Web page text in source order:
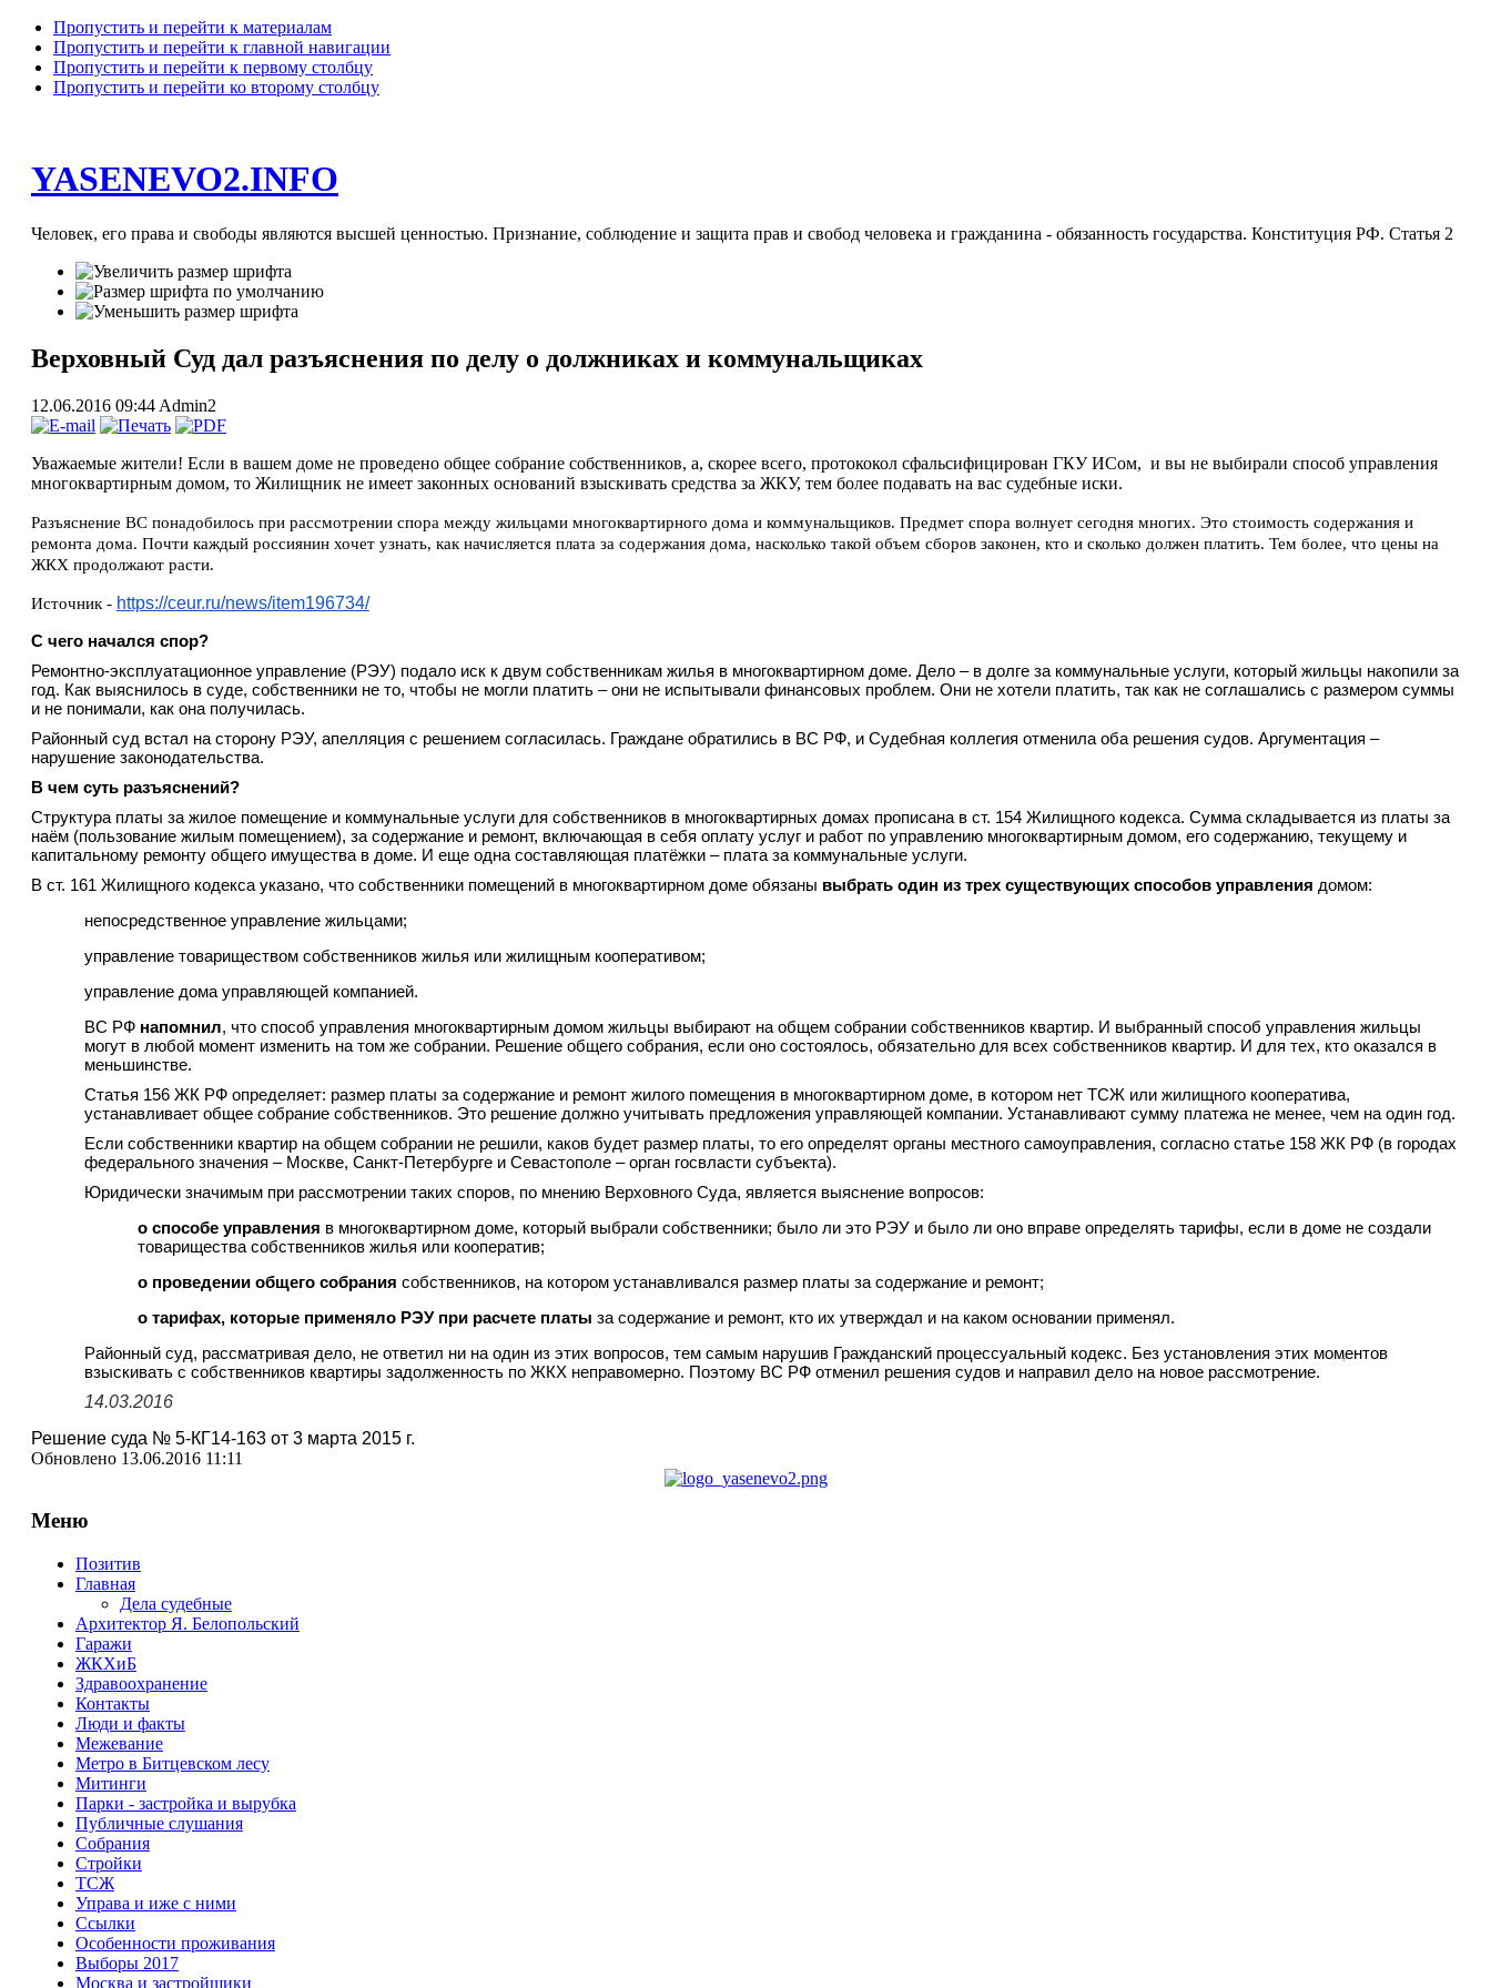
Пропустить и перейти к материалам
Пропустить и перейти к главной навигации
Пропустить и перейти к первому столбцу
Пропустить и перейти ко второму столбцу
YASENEVO2.INFO
Человек, его права и свободы являются высшей ценностью. Признание, соблюдение и защита прав и свобод человека и гражданина - обязанность государства. Конституция РФ. Статья 2
Верховный Суд дал разъяснения по делу о должниках и коммунальщиках
12.06.2016 09:44 Admin2
Уважаемые жители! Если в вашем доме не проведено общее собрание собственников, а, скорее всего, протококол сфальсифицирован ГКУ ИСом, и вы не выбирали способ управления
многоквартирным домом, то Жилищник не имеет законных оснований взыскивать средства за ЖКУ, тем более подавать на вас судебные иски.
Разъяснение ВС понадобилось при рассмотрении спора между жильцами многоквартирного дома и коммунальщиков. Предмет спора волнует сегодня многих. Это стоимость содержания и
ремонта дома. Почти каждый россиянин хочет узнать, как начисляется плата за содержания дома, насколько такой объем сборов законен, кто и сколько должен платить. Тем более, что цены на
ЖКХ продолжают расти.
Источник - https://ceur.ru/news/item196734/
С чего начался спор?
Ремонтно-эксплуатационное управление (РЭУ) подало иск к двум собственникам жилья в многоквартирном доме. Дело – в долге за коммунальные услуги, который жильцы накопили за
год. Как выяснилось в суде, собственники не то, чтобы не могли платить – они не испытывали финансовых проблем. Они не хотели платить, так как не соглашались с размером суммы
и не понимали, как она получилась.
Районный суд встал на сторону РЭУ, апелляция с решением согласилась. Граждане обратились в ВС РФ, и Судебная коллегия отменила оба решения судов. Аргументация –
нарушение законодательства.
В чем суть разъяснений?
Структура платы за жилое помещение и коммунальные услуги для собственников в многоквартирных домах прописана в ст. 154 Жилищного кодекса. Сумма складывается из платы за
наём (пользование жилым помещением), за содержание и ремонт, включающая в себя оплату услуг и работ по управлению многоквартирным домом, его содержанию, текущему и
капитальному ремонту общего имущества в доме. И еще одна составляющая платёжки – плата за коммунальные услуги.
В ст. 161 Жилищного кодекса указано, что собственники помещений в многоквартирном доме обязаны выбрать один из трех существующих способов управления домом:
непосредственное управление жильцами;
управление товариществом собственников жилья или жилищным кооперативом;
управление дома управляющей компанией.
ВС РФ напомнил, что способ управления многоквартирным домом жильцы выбирают на общем собрании собственников квартир. И выбранный способ управления жильцы
могут в любой момент изменить на том же собрании. Решение общего собрания, если оно состоялось, обязательно для всех собственников квартир. И для тех, кто оказался в
меньшинстве.
Статья 156 ЖК РФ определяет: размер платы за содержание и ремонт жилого помещения в многоквартирном доме, в котором нет ТСЖ или жилищного кооператива,
устанавливает общее собрание собственников. Это решение должно учитывать предложения управляющей компании. Устанавливают сумму платежа не менее, чем на один год.
Если собственники квартир на общем собрании не решили, каков будет размер платы, то его определят органы местного самоуправления, согласно статье 158 ЖК РФ (в городах
федерального значения – Москве, Санкт-Петербурге и Севастополе – орган госвласти субъекта).
Юридически значимым при рассмотрении таких споров, по мнению Верховного Суда, является выяснение вопросов:
о способе управления в многоквартирном доме, который выбрали собственники; было ли это РЭУ и было ли оно вправе определять тарифы, если в доме не создали
товарищества собственников жилья или кооператив;
о проведении общего собрания собственников, на котором устанавливался размер платы за содержание и ремонт;
о тарифах, которые применяло РЭУ при расчете платы за содержание и ремонт, кто их утверждал и на каком основании применял.
Районный суд, рассматривая дело, не ответил ни на один из этих вопросов, тем самым нарушив Гражданский процессуальный кодекс. Без установления этих моментов
взыскивать с собственников квартиры задолженность по ЖКХ неправомерно. Поэтому ВС РФ отменил решения судов и направил дело на новое рассмотрение.
+
14.03.2016
Решение суда № 5-КГ14-163 от 3 марта 2015 г.
Обновлено 13.06.2016 11:11
Меню
Позитив
Главная
Дела судебные
Архитектор Я. Белопольский
Гаражи
ЖКХиБ
Здравоохранение
Контакты
Люди и факты
Межевание
Метро в Битцевском лесу
Митинги
Парки - застройка и вырубка
Публичные слушания
Собрания
Стройки
ТСЖ
Управа и иже с ними
Ссылки
Особенности проживания
Выборы 2017
Москва и застройщики